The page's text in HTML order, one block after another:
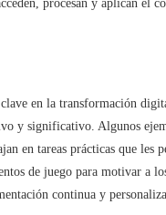
procesan y aplican el
en la transformación
y significativo. Algunos
en tareas prácticas que
de juego para motivar a
continua y